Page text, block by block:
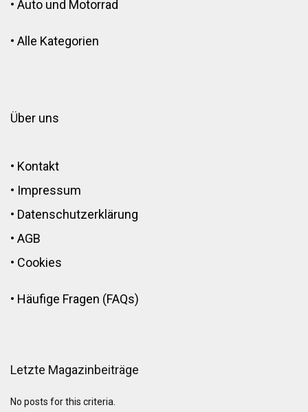
• Auto und Motorrad
• Alle Kategorien
Über uns
• Kontakt
• Impressum
• Datenschutzerklärung
• AGB
• Cookies
• Häufige Fragen (FAQs)
Letzte Magazinbeiträge
No posts for this criteria.